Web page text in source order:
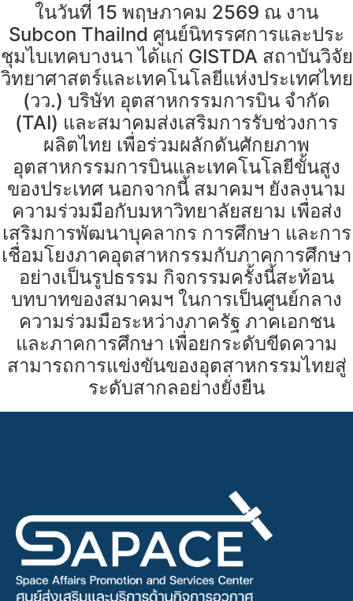
ในวันที่ 15 พฤษภาคม 2569 ณ งาน
Subcon Thailnd ศูนย์นิทรรศการและประ
ชุมไบเทคบางนา ได้แก่ GISTDA สถาบันวิจัย
วิทยาศาสตร์และเทคโนโลยีแห่งประเทศไทย
(วว.) บริษัท อุตสาหกรรมการบิน จำกัด
(TAI) และสมาคมส่งเสริมการรับช่วงการ
ผลิตไทย เพื่อร่วมผลักดันศักยภาพ
อุตสาหกรรมการบินและเทคโนโลยีขั้นสูง
ของประเทศ นอกจากนี้ สมาคมฯ ยังลงนาม
ความร่วมมือกับมหาวิทยาลัยสยาม เพื่อส่ง
เสริมการพัฒนาบุคลากร การศึกษา และการ
เชื่อมโยงภาคอุตสาหกรรมกับภาคการศึกษา
อย่างเป็นรูปธรรม กิจกรรมครั้งนี้สะท้อน
บทบาทของสมาคมฯ ในการเป็นศูนย์กลาง
ความร่วมมือระหว่างภาครัฐ ภาคเอกชน
และภาคการศึกษา เพื่อยกระดับขีดความ
สามารถการแข่งขันของอุตสาหกรรมไทยสู่
ระดับสากลอย่างยั่งยืน